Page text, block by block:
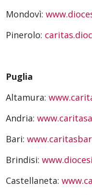
Mondovì:
Pinerolo:
Puglia
Altamura:
Andria:
Bari:
Brindisi:
Castellaneta: